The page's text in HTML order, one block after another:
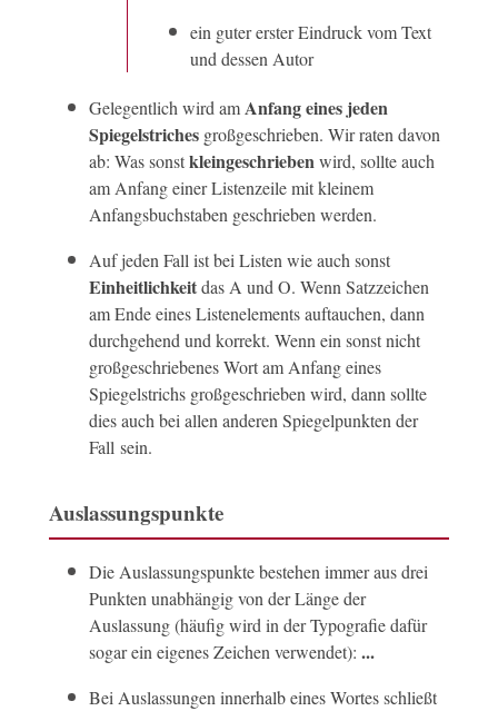
ein guter erster Eindruck vom Text
und dessen Autor
Gelegentlich wird amAnfang eines jeden
Spiegelstrichesgroßgeschrieben. Wir raten davon
ab: Was sonstkleingeschriebenwird, sollte auch
am Anfang einer Listenzeile mit kleinem
Anfangsbuchstaben geschrieben werden.
Auf jeden Fall ist bei Listen wie auch sonst
Einheitlichkeitdas A und O. Wenn Satzzeichen
am Ende eines Listenelements auftauchen, dann
durchgehend und korrekt. Wenn ein sonst nicht
großgeschriebenes Wort am Anfang eines
Spiegelstrichs großgeschrieben wird, dann sollte
dies auch bei allen anderen Spiegelpunkten der
Fall sein.
Auslassungspunkte
Die Auslassungspunkte bestehen immer aus drei
Punkten unabhängig von der Länge der
Auslassung (häufig wird in der Typografie dafür
sogar ein eigenes Zeichen verwendet): ...
Bei Auslassungen innerhalb eines Wortes schließt